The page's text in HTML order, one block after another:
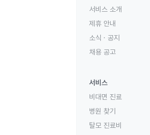
서비스 소개
제휴 안내
소식 · 공지
채용 공고
서비스
비대면 진료
병원 찾기
탈모 진료비